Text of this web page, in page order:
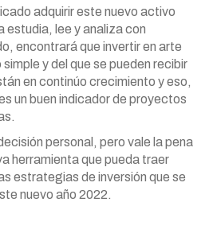
adquirir este nuevo activo
estudia, lee y analiza con
encontrará que invertir en arte
y del que se pueden recibir
en continúo crecimiento y eso,
un buen indicador de proyectos
personal, pero vale la pena
herramienta que pueda traer
estrategias de inversión que se
nuevo año 2022.